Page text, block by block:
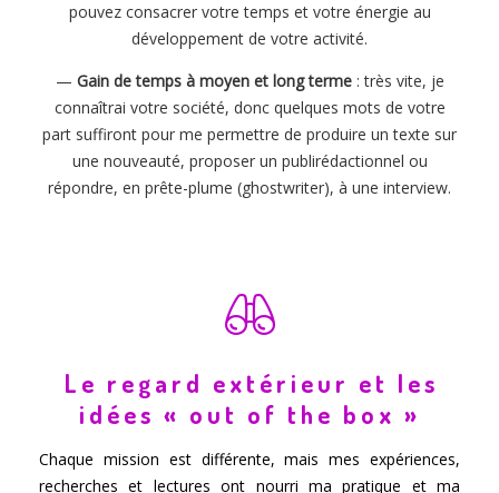
pouvez consacrer votre temps et votre énergie au
développement de votre activité.
— Gain de temps à moyen et long terme: très vite, je
connaîtrai votre société, donc quelques mots de votre
part suffiront pour me permettre de produire un texte sur
une nouveauté, proposer un publirédactionnel ou
répondre, en prête-plume (ghostwriter), à une interview.
Le regard extérieur et les
idées « out of the box »
Chaque mission est différente, mais mes expériences,
recherches et lectures ont nourri ma pratique et ma